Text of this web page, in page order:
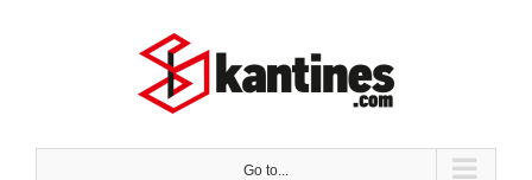
Go to...